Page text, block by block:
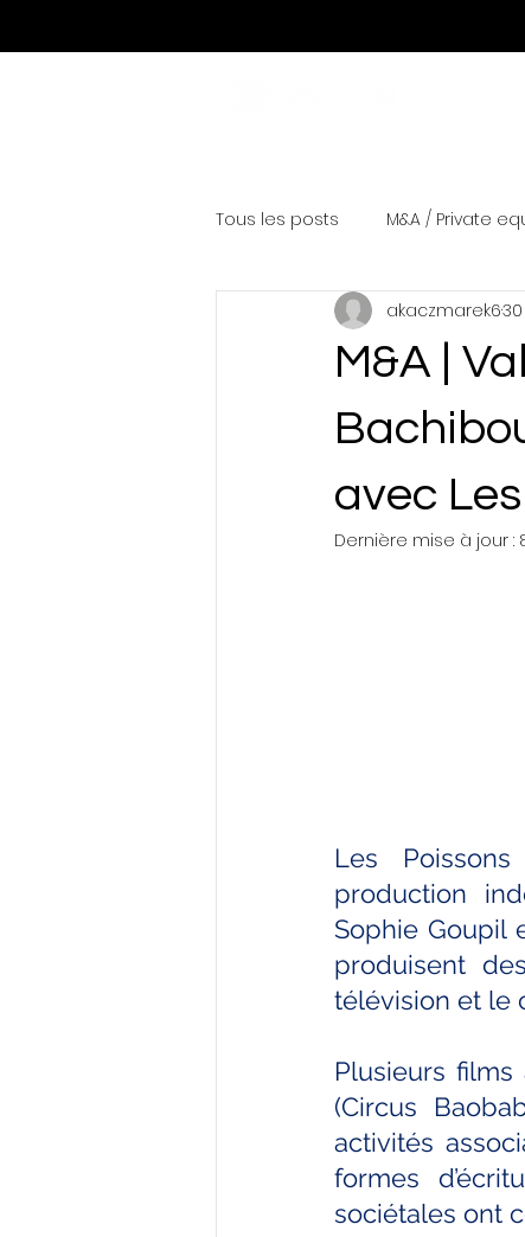
Tous les posts M&A / Private
M&A |
avec
akaczmarek6
Dernière mise à jour :
Les
production
Sophie Goupil
produisent
télévision et le
Plusieurs
(Circus
activités
formes
sociétales ont